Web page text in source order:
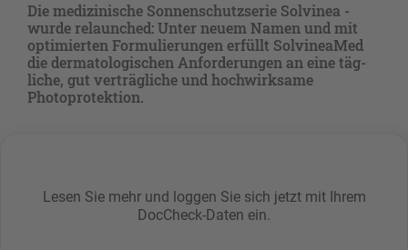
Die medizinische Sonnenschutzserie Solvinea ­
wurde relaunched: Unter neuem Namen und mit
optimierten Formulierungen erfüllt SolvineaMed
die dermatologischen Anforderungen an eine ­täg­
liche, gut verträgliche und hochwirksame
Photoprotektion.
Lesen Sie mehr und loggen Sie sich jetzt mit Ihrem
DocCheck-Daten ein.